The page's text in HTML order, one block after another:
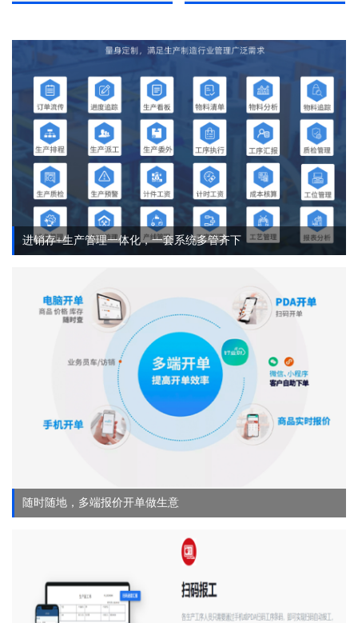
进销存+生产管理一体化，一套系统多管齐下
随时随地，多端报价开单做生意